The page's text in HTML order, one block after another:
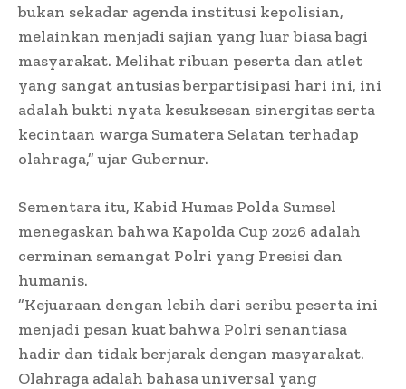
bukan sekadar agenda institusi kepolisian,
melainkan menjadi sajian yang luar biasa bagi
masyarakat. Melihat ribuan peserta dan atlet
yang sangat antusias berpartisipasi hari ini, ini
adalah bukti nyata kesuksesan sinergitas serta
kecintaan warga Sumatera Selatan terhadap
olahraga,” ujar Gubernur.
​Sementara itu, Kabid Humas Polda Sumsel
menegaskan bahwa Kapolda Cup 2026 adalah
cerminan semangat Polri yang Presisi dan
humanis.
​”Kejuaraan dengan lebih dari seribu peserta ini
menjadi pesan kuat bahwa Polri senantiasa
hadir dan tidak berjarak dengan masyarakat.
Olahraga adalah bahasa universal yang